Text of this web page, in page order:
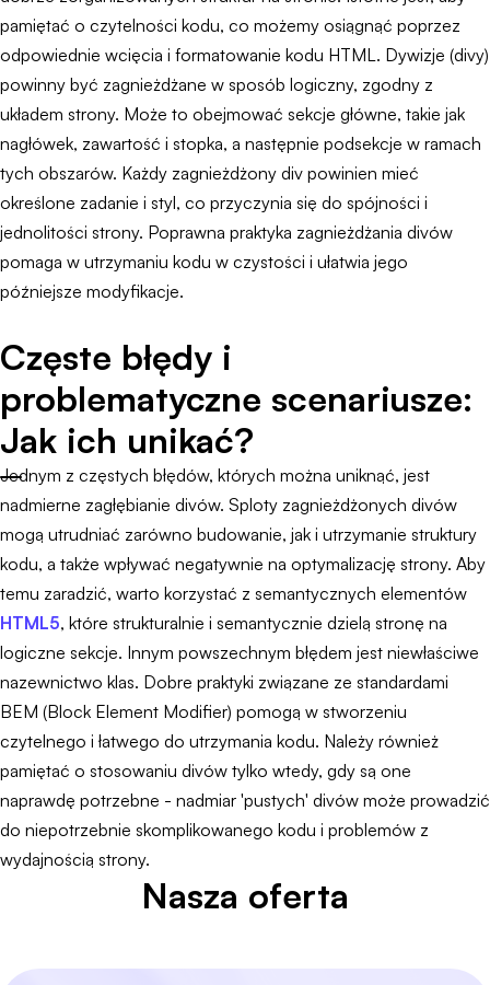
pamiętać o czytelności kodu, co możemy osiągnąć poprzez
odpowiednie wcięcia i formatowanie kodu HTML. Dywizje (divy)
powinny być zagnieżdżane w sposób logiczny, zgodny z
układem strony. Może to obejmować sekcje główne, takie jak
nagłówek, zawartość i stopka, a następnie podsekcje w ramach
tych obszarów. Każdy zagnieżdżony div powinien mieć
określone zadanie i styl, co przyczynia się do spójności i
jednolitości strony. Poprawna praktyka zagnieżdżania divów
pomaga w utrzymaniu kodu w czystości i ułatwia jego
późniejsze modyfikacje.
Częste błędy i
problematyczne scenariusze:
Jak ich unikać?
Jednym z częstych błędów, których można uniknąć, jest
nadmierne zagłębianie divów. Sploty zagnieżdżonych divów
mogą utrudniać zarówno budowanie, jak i utrzymanie struktury
kodu, a także wpływać negatywnie na optymalizację strony. Aby
temu zaradzić, warto korzystać z semantycznych elementów
HTML5, które strukturalnie i semantycznie dzielą stronę na
logiczne sekcje. Innym powszechnym błędem jest niewłaściwe
nazewnictwo klas. Dobre praktyki związane ze standardami
BEM (Block Element Modifier) pomogą w stworzeniu
czytelnego i łatwego do utrzymania kodu. Należy również
pamiętać o stosowaniu divów tylko wtedy, gdy są one
naprawdę potrzebne - nadmiar 'pustych' divów może prowadzić
do niepotrzebnie skomplikowanego kodu i problemów z
wydajnością strony.
Nasza oferta